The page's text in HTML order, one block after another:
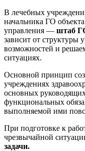
В лечебных
начальника ГО объекта
управления — штаб
зависит от структуры
возможностей и
ситуациях.
Основной принцип
учреждениях
основных
функциональных
выполняемой ими
При подготовке к
чрезвычайной
задачи.